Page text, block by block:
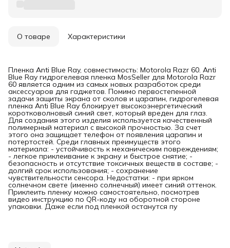
О товаре Характеристики
Пленка Anti Blue Ray, совместимость: Motorola Razr 60. Anti
Blue Ray гидрогелевая пленка MosSeller для Motorola Razr
60 является одним из самых новых разработок среди
аксессуаров для гаджетов. Помимо первостепенной
задачи защиты экрана от сколов и царапин, гидрогелевая
пленка Anti Blue Ray блокирует высокоэнергетический
коротковолновый синий свет, который вреден для глаз.
Для создания этого изделия используется качественный
полимерный материал с высокой прочностью. За счет
этого она защищает телефон от появления царапин и
потертостей. Среди главных преимуществ этого
материала: - устойчивость к механическим повреждениям;
- легкое приклеивание к экрану и быстрое снятие; -
безопасность и отсутствие токсичных веществ в составе; -
долгий срок использования; - сохранение
чувствительности сенсора. Недостатки: - при ярком
солнечном свете (именно солнечный) имеет синий оттенок.
Приклеить пленку можно самостоятельно, посмотрев
видео инструкцию по QR-коду на оборотной стороне
упаковки. Даже если под пленкой останутся пу